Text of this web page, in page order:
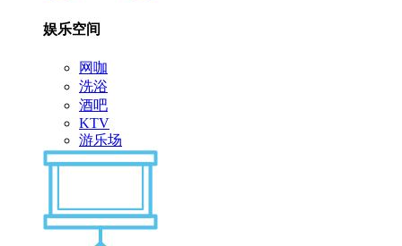
娱乐空间
网咖
洗浴
酒吧
KTV
游乐场